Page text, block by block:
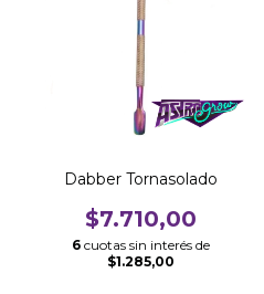
Dabber Tornasolado
$7.710,00
6 cuotas sin interés de
$1.285,00